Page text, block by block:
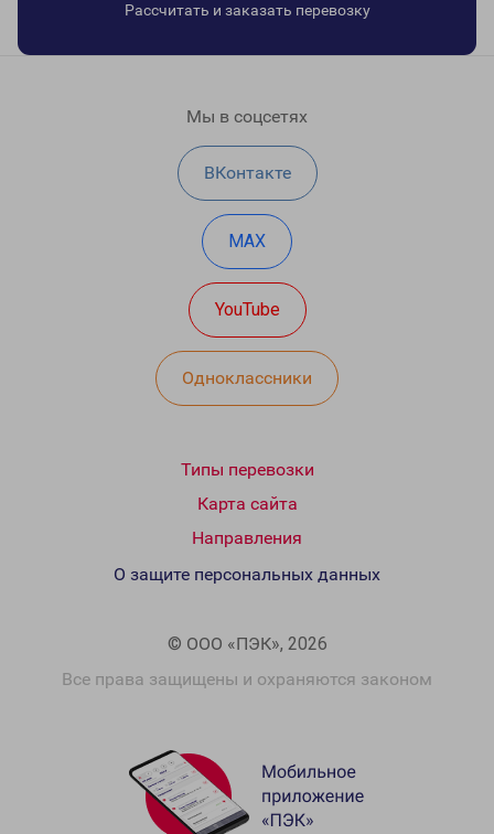
Рассчитать и заказать перевозку
Мы в соцсетях
ВКонтакте
MAX
YouTube
Одноклассники
Типы перевозки
Карта сайта
Направления
© ООО «ПЭК», 2026
Все права защищены и охраняются законом
О защите персональных данных